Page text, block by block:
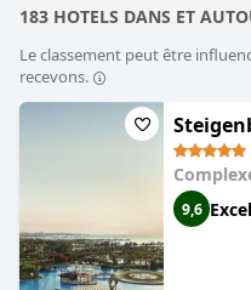
183 HOTELS DANS ET
Le classement peut être
recevons.
9,6